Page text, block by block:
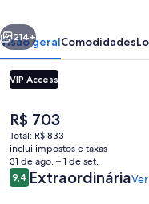
Próximo
214+
Visão geralComodidades
VIP Access
O
preço
atual
é
R$ 703
R$ 703
Total: R$ 833
inclui impostos e taxas
31 de ago. – 1 de set.
Avaliações
9,49,4 de 10
Extraordinária